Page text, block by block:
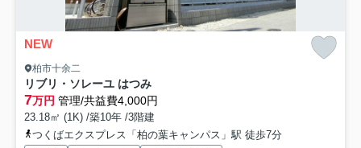
NEW
柏市十余二
リブリ・ソレーユ はつみ
7万円 管理/共益費4,000円
23.18㎡ (1K) /築10年 /3階建
つくばエクスプレス「柏の葉キャンパス」駅 徒歩7分